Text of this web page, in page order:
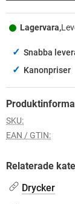
Lagervara,
✓ Snabba
✓ Kanonpriser
SKU:
EAN / GTIN:
Relaterade
Drycker